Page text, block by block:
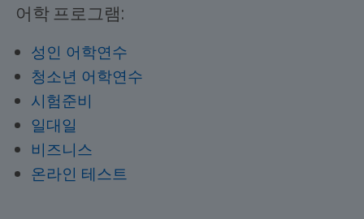
어학 프로그램:
성인 어학연수
청소년 어학연수
시험준비
일대일
비즈니스
온라인 테스트